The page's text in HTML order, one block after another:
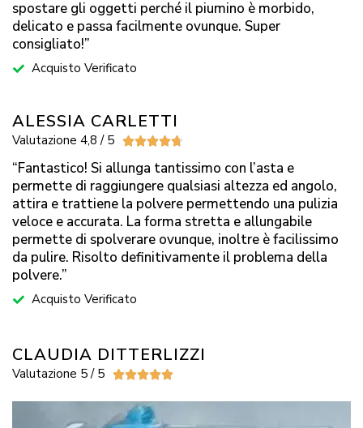
spostare gli oggetti perché il piumino è morbido,
delicato e passa facilmente ovunque. Super
consigliato!”
Acquisto Verificato
ALESSIA CARLETTI
Valutazione 4,8 / 5 
“Fantastico! Si allunga tantissimo con l’asta e
permette di raggiungere qualsiasi altezza ed angolo,
attira e trattiene la polvere permettendo una pulizia
veloce e accurata. La forma stretta e allungabile
permette di spolverare ovunque, inoltre è facilissimo
da pulire. Risolto definitivamente il problema della
polvere.”
Acquisto Verificato
CLAUDIA DITTERLIZZI
Valutazione 5 / 5 